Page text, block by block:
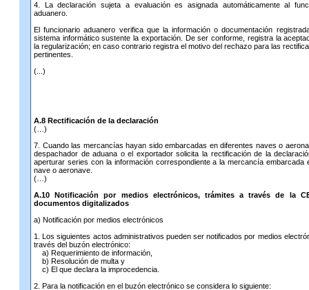
4. La declaración sujeta a evaluación es asignada automáticamente al
aduanero.
El funcionario aduanero verifica que la información o documentación
sistema informático sustente la exportación. De ser conforme, registra la
la regularización; en caso contrario registra el motivo del rechazo para las
pertinentes.
(...)
A.8 Rectificación de la declaración
(…)
7. Cuando las mercancías hayan sido embarcadas en diferentes naves o
despachador de aduana o el exportador solicita la rectificación de la
aperturar series con la información correspondiente a la mercancía embarcada
nave o aeronave.
(…)
A.10 Notificación por medios electrónicos, trámites a través de la
documentos digitalizados
a) Notificación por medios electrónicos
1. Los siguientes actos administrativos pueden ser notificados por medios
través del buzón electrónico:
a) Requerimiento de información,
b) Resolución de multa y
c) El que declara la improcedencia.
2. Para la notificación en el buzón electrónico se considera lo siguiente: